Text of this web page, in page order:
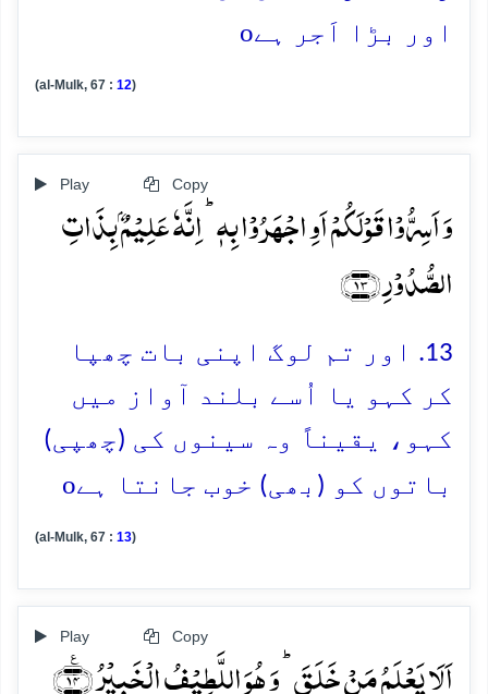
اور بڑا اَجر ہےo
(al-Mulk, 67 : 12)
Play Copy
وَ اَسِرُّوۡا قَوۡلَکُمۡ اَوِ اجۡہَرُوۡا بِہٖ ؕ اِنَّہٗ عَلِیۡمٌۢ بِذَاتِ
الصُّدُوۡرِ ﴿۱۳﴾
13. اور تم لوگ اپنی بات چھپا
کر کہو یا اُسے بلند آواز میں
کہو، یقیناً وہ سینوں کی (چھپی)
باتوں کو (بھی) خوب جانتا ہےo
(al-Mulk, 67 : 13)
Play Copy
اَلَا یَعۡلَمُ مَنۡ خَلَقَ ؕ وَ ہُوَ اللَّطِیۡفُ الۡخَبِیۡرُ ﴿٪۱۴﴾